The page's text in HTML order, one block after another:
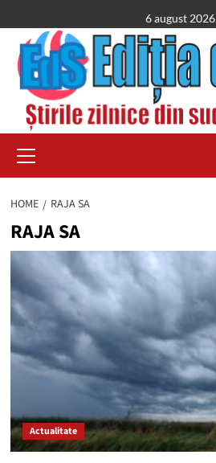
to
content
6 august 2026
Menu
HOME RAJA SA
RAJA SA
Actualitate